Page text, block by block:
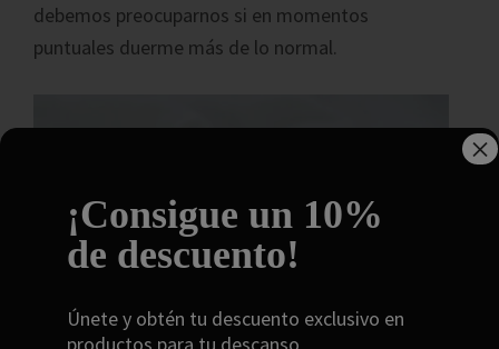
debemos preocuparnos si en momentos
puntuales duerme más de lo normal.
¡Consigue un 10%
de descuento!
Únete y obtén tu descuento exclusivo en
productos para tu descanso
×